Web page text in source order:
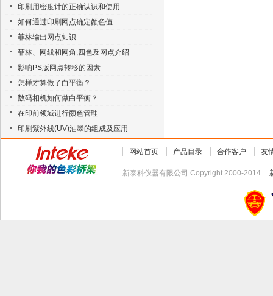
印刷用密度计的正确认识和使用
如何通过印刷网点确定颜色值
菲林输出网点知识
菲林、网线和网角,四色及网点介绍
影响PS版网点转移的因素
怎样才算做了白平衡？
数码相机如何做白平衡？
在印前领域进行颜色管理
印刷紫外线(UV)油墨的组成及应用
网站首页 产品目录 合作客户 友
新泰科仪器有限公司 Copyright 2000-2014